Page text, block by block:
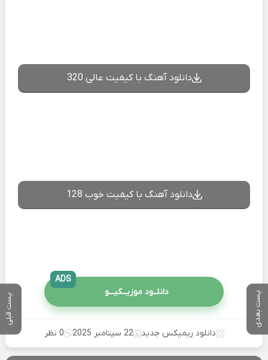
پست بعدی پست قبلی
دانلود آهنگ با کیفیت عالی 320
دانلود آهنگ با کیفیت خوب 128
دانلــود موزیــکیـــو
ADS
دانلود ریمیکس جدید 22 سپتامبر 2025 0 نظر